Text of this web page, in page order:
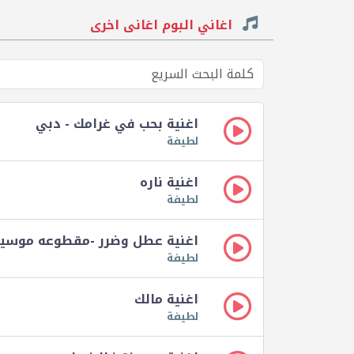
اغاني البوم اغانى اخرى
اغنية بحب في غرامك - دبي
لطيفة
اغنية ناره
لطيفة
اغنية عطل وضرر -مقطوعه
لطيفة
اغنية مالك
لطيفة